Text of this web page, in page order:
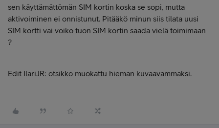
sen käyttämättömän SIM kortin koska se sopi, mutta
aktivoiminen ei onnistunut. Pitääkö minun siis tilata uusi
SIM kortti vai voiko tuon SIM kortin saada vielä toimimaan
?
Edit IlariJR: otsikko muokattu hieman kuvaavammaksi.